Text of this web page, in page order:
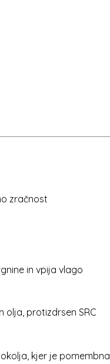
zračnost
in vpija vlago
olja, protizdrsen SRC
kjer je